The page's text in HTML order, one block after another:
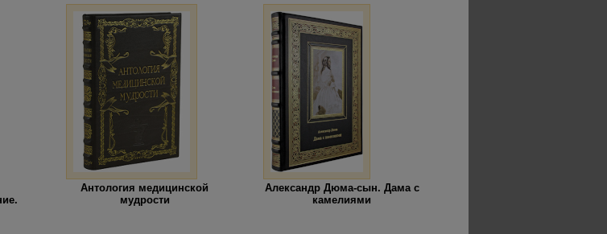
Антология медицинской
мудрости
Александр Дюма-сын. Дама с
камелиями